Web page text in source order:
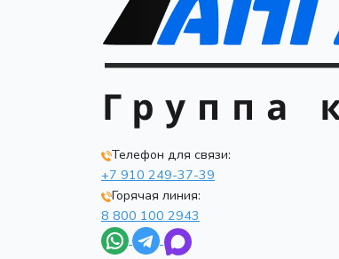
Телефон для связи:
+7 910 249-37-39
Горячая линия:
8 800 100 2943